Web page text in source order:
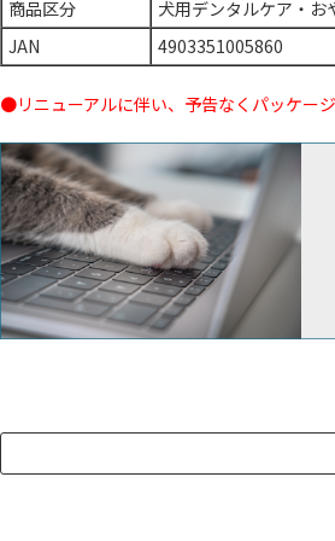
商品区分
犬用デンタルケア・お
JAN
4903351005860
●リニューアルに伴い、予告なくパッケー